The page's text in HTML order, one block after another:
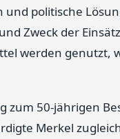
politische
Zweck der
werden genutzt,
zum 50-jährigen
Merkel